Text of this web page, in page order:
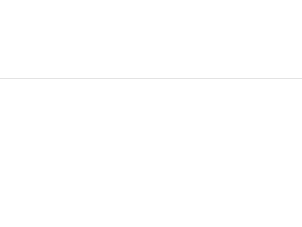
科技互联网,科技,资讯,动